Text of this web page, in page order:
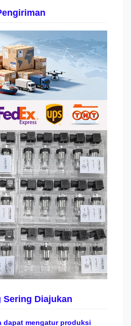
Sering Diajukan
dapat mengatur produksi